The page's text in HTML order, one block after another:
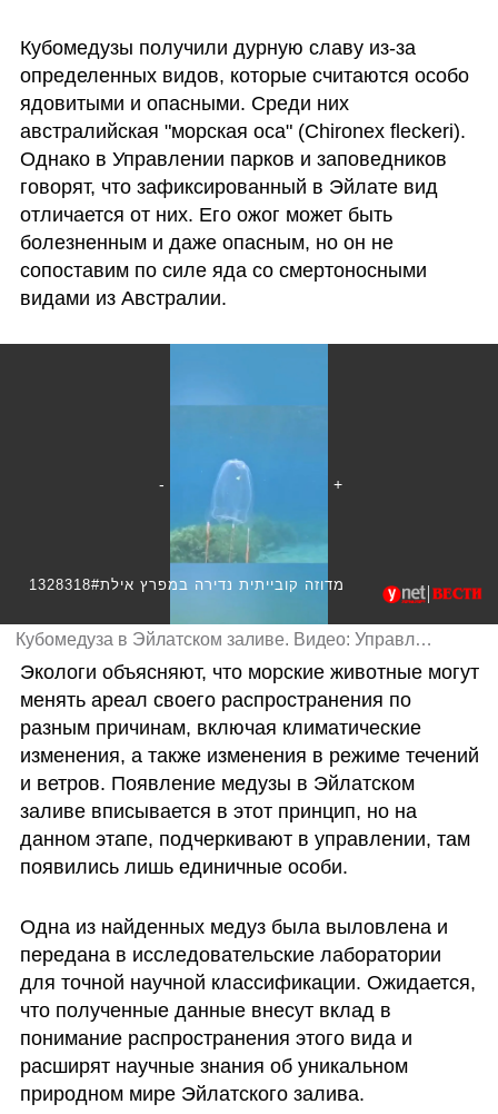
Кубомедузы получили дурную славу из-за
определенных видов, которые считаются особо
ядовитыми и опасными. Среди них
австралийская "морская оса" (Chironex fleckeri).
Однако в Управлении парков и заповедников
говорят, что зафиксированный в Эйлате вид
отличается от них. Его ожог может быть
болезненным и даже опасным, но он не
сопоставим по силе яда со смертоносными
видами из Австралии.
1328318#מדוזה קובייתית נדירה במפרץ אילת
Кубомедуза в Эйлатском заливе. Видео: Управление парков и заповедников
Экологи объясняют, что морские животные могут
менять ареал своего распространения по
разным причинам, включая климатические
изменения, а также изменения в режиме течений
и ветров. Появление медузы в Эйлатском
заливе вписывается в этот принцип, но на
данном этапе, подчеркивают в управлении, там
появились лишь единичные особи.
Одна из найденных медуз была выловлена и
передана в исследовательские лаборатории
для точной научной классификации. Ожидается,
что полученные данные внесут вклад в
понимание распространения этого вида и
расширят научные знания об уникальном
природном мире Эйлатского залива.